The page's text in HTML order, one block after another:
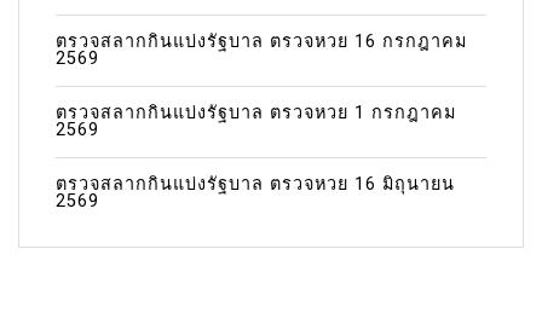
ตรวจสลากกินแบ่งรัฐบาล ตรวจหวย 16 กรกฎาคม
2569
ตรวจสลากกินแบ่งรัฐบาล ตรวจหวย 1 กรกฎาคม
2569
ตรวจสลากกินแบ่งรัฐบาล ตรวจหวย 16 มิถุนายน
2569